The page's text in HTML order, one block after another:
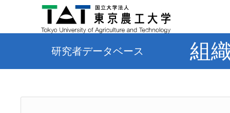
研究者データベース 組